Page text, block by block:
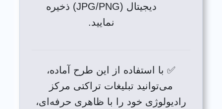
دیجیتال (JPG/PNG) ذخیره
نمایید.
✅ با استفاده از این طرح آماده،
می‌توانید تبلیغات تراکتی مرکز
رادیولوژی خود را با ظاهری حرفه‌ای،